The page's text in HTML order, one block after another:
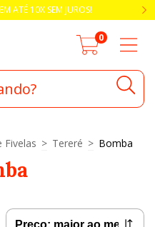
ATÉ 10X SEM JUROS!
0
Fivelas > Tereré > Bomba